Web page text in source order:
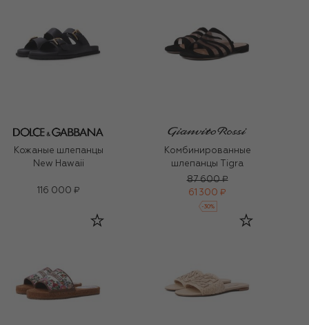
Кожаные шлепанцы
New Hawaii
116 000 ₽
Комбинированные
шлепанцы Tigra
87 600 ₽
61 300 ₽
-30%